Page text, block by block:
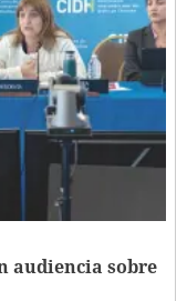
audiencia sobre